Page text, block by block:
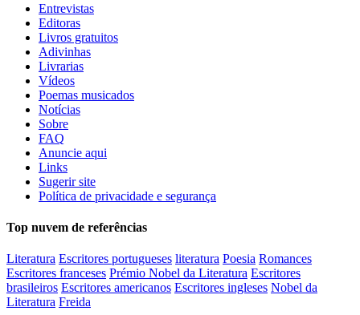
Entrevistas
Editoras
Livros gratuitos
Adivinhas
Livrarias
Vídeos
Poemas musicados
Notícias
Sobre
FAQ
Anuncie aqui
Links
Sugerir site
Política de privacidade e segurança
Top nuvem de referências
Literatura Escritores portugueses literatura Poesia Romances
Escritores franceses Prémio Nobel da Literatura Escritores
brasileiros Escritores americanos Escritores ingleses Nobel da
Literatura Freida